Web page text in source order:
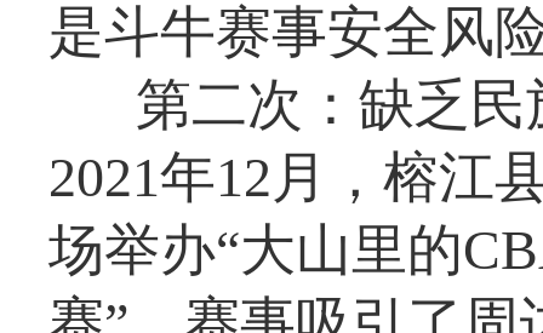
是斗牛赛事安全风
第二次：缺乏
2021年12月，榕江
场举办“大山里的